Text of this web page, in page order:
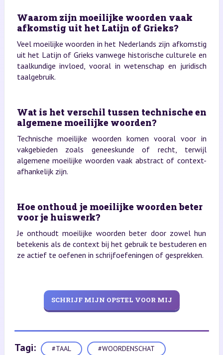
Waarom zijn moeilijke woorden vaak
afkomstig uit het Latijn of Grieks?
Veel moeilijke woorden in het Nederlands zijn afkomstig
uit het Latijn of Grieks vanwege historische culturele en
taalkundige invloed, vooral in wetenschap en juridisch
taalgebruik.
Wat is het verschil tussen technische en
algemene moeilijke woorden?
Technische moeilijke woorden komen vooral voor in
vakgebieden zoals geneeskunde of recht, terwijl
algemene moeilijke woorden vaak abstract of context-
afhankelijk zijn.
Hoe onthoud je moeilijke woorden beter
voor je huiswerk?
Je onthoudt moeilijke woorden beter door zowel hun
betekenis als de context bij het gebruik te bestuderen en
ze actief te oefenen in schrijfoefeningen of gesprekken.
SCHRIJF MIJN OPSTEL VOOR MIJ
Tagi: #TAAL #WOORDENSCHAT